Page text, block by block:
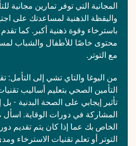
المجانية التي توفر تمارين مجانية
واليقظة الذهنية لمساعدتك على
باسترخاء وقوة ذهنية أكبر. كما
محتوى خاصًا للأطفال والشباب
مع التوتر.
من اليوغا والتاي تشي إلى
التأمين الصحي بتعليم أساليب
تأثير إيجابي على الصحة البدنية - بل
المشاركة في دورات الوقاية. اسأل
الخاص بك عما إذا كان يتم تقديم
التوتر أو تعلم تقنيات الاسترخاء